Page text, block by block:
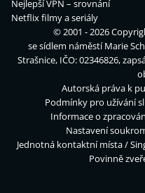
Nejlepší VPN – srovnání
Netflix filmy a seriály
© 2001 - 2026
se sídlem náměstí Marie
Strašnice, IČO: 02346826,
Autorská práva k
Podmínky pro užívání
Informace o
Nastavení
Jednotná kontaktní místa /
Povinně